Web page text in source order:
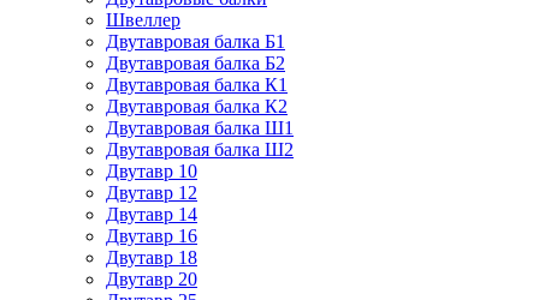
Швеллер
Двутавровая балка Б1
Двутавровая балка Б2
Двутавровая балка К1
Двутавровая балка К2
Двутавровая балка Ш1
Двутавровая балка Ш2
Двутавр 10
Двутавр 12
Двутавр 14
Двутавр 16
Двутавр 18
Двутавр 20